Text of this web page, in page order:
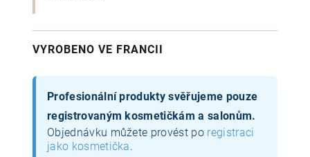
VYROBENO VE FRANCII
Profesionální produkty svěřujeme pouze
registrovaným kosmetičkám a salonům.
Objednávku můžete provést po registraci
jako kosmetička.